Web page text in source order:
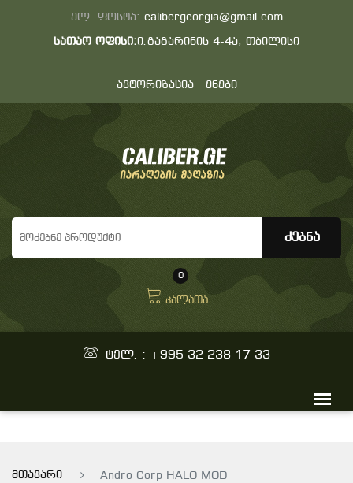
ელ. ფოსტა: calibergeorgia@gmail.com
სათაო ოფისი:ი.გაგარინის 4-4ა, თბილისი
ავტორიზაცია ენები
0
კალათა
ტელ. : +995 32 238 17 33
მთავარი Andro Corp HALO MOD